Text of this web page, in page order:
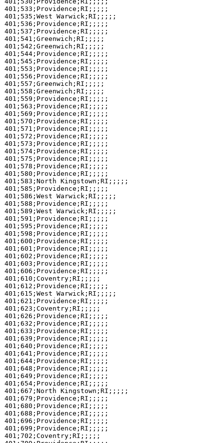
401;533;Providence;RI;;;;;
401;535;West Warwick;RI;;;;;
401;536;Providence;RI;;;;;
401;537;Providence;RI;;;;;
401;541;Greenwich;RI;;;;;
401;542;Greenwich;RI;;;;;
401;544;Providence;RI;;;;;
401;545;Providence;RI;;;;;
401;553;Providence;RI;;;;;
401;556;Providence;RI;;;;;
401;557;Greenwich;RI;;;;;
401;558;Greenwich;RI;;;;;
401;559;Providence;RI;;;;;
401;563;Providence;RI;;;;;
401;569;Providence;RI;;;;;
401;570;Providence;RI;;;;;
401;571;Providence;RI;;;;;
401;572;Providence;RI;;;;;
401;573;Providence;RI;;;;;
401;574;Providence;RI;;;;;
401;575;Providence;RI;;;;;
401;578;Providence;RI;;;;;
401;580;Providence;RI;;;;;
401;583;North Kingstown;RI;;;;;
401;585;Providence;RI;;;;;
401;586;West Warwick;RI;;;;;
401;588;Providence;RI;;;;;
401;589;West Warwick;RI;;;;;
401;591;Providence;RI;;;;;
401;595;Providence;RI;;;;;
401;598;Providence;RI;;;;;
401;600;Providence;RI;;;;;
401;601;Providence;RI;;;;;
401;602;Providence;RI;;;;;
401;603;Providence;RI;;;;;
401;606;Providence;RI;;;;;
401;610;Coventry;RI;;;;;
401;612;Providence;RI;;;;;
401;615;West Warwick;RI;;;;;
401;621;Providence;RI;;;;;
401;623;Coventry;RI;;;;;
401;626;Providence;RI;;;;;
401;632;Providence;RI;;;;;
401;633;Providence;RI;;;;;
401;639;Providence;RI;;;;;
401;640;Providence;RI;;;;;
401;641;Providence;RI;;;;;
401;644;Providence;RI;;;;;
401;648;Providence;RI;;;;;
401;649;Providence;RI;;;;;
401;654;Providence;RI;;;;;
401;667;North Kingstown;RI;;;;;
401;679;Providence;RI;;;;;
401;680;Providence;RI;;;;;
401;688;Providence;RI;;;;;
401;696;Providence;RI;;;;;
401;699;Providence;RI;;;;;
401;702;Coventry;RI;;;;;